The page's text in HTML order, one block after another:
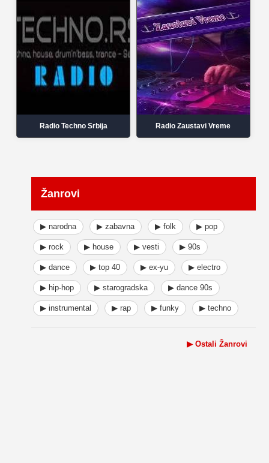
Radio Techno Srbija Radio Zaustavi Vreme
Žanrovi
▶ narodna ▶ zabavna ▶ folk ▶ pop
▶ rock ▶ house ▶ vesti ▶ 90s
▶ dance ▶ top 40 ▶ ex-yu ▶ electro
▶ hip-hop ▶ starogradska ▶ dance 90s
▶ instrumental ▶ rap ▶ funky ▶ techno
▶ Ostali Žanrovi